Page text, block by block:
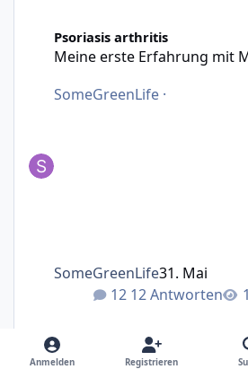
Psoriasis arthritis
Meine erste Erfahrung mit
SomeGreenLife ·
12 Antworten
SomeGreenLife31. Mai
Creme ruxolitinib
Psoriasis pustulosa
Creme ruxolitinib
Anmelden Registrieren